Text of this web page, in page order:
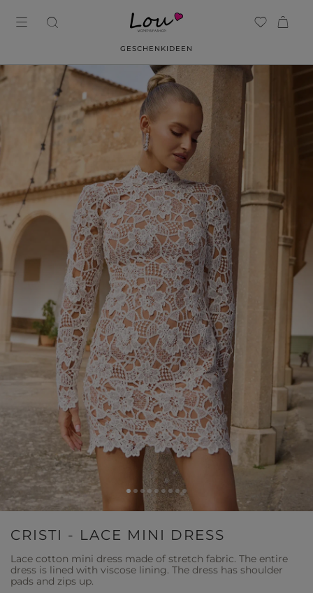
GESCHENKIDEEN
CRISTI - LACE MINI DRESS
Lace cotton mini dress made of stretch fabric. The entire
dress is lined with viscose lining. The dress has shoulder
pads and zips up.